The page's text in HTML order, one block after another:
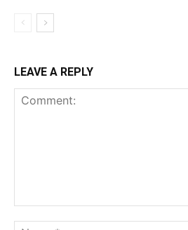
LEAVE A REPLY